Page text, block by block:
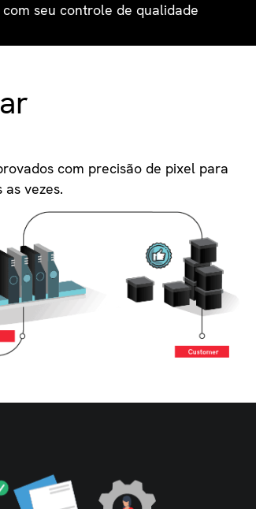
seu controle de qualidade
com precisão de pixel para
vezes.